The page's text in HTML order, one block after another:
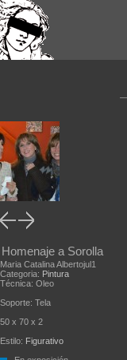
Homenaje a Sorolla
Maria Catalina Albertojul1
Categoria: Pintura
Técnica: Oleo
Soporte: Tela
50 x 70 x 2
Estilo: Figurativo